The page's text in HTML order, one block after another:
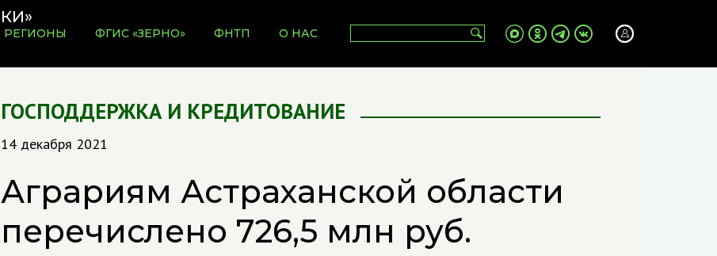
РЕГИОНЫ ФГИС «ЗЕРНО» ФНТП О НАС
ГОСПОДДЕРЖКА И КРЕДИТОВАНИЕ
14 декабря 2021
Аграриям Астраханской области
перечислено 726,5 млн руб.